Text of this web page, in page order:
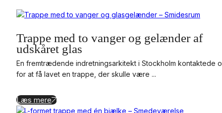
Trappe med to vanger og gelænder af
udskåret glas
En fremtrædende indretningsarkitekt i Stockholm kontaktede
for at få lavet en trappe, der skulle være ...
Læs mere